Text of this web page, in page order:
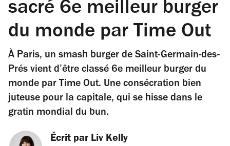
sacré 6e meilleur burger
du monde par Time Out
À Paris, un smash burger de Saint-Germain-des-
Prés vient d’être classé 6e meilleur burger du
monde par Time Out. Une consécration bien
juteuse pour la capitale, qui se hisse dans le
gratin mondial du bun.
Écrit par Liv Kelly